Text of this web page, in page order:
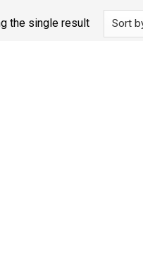
the single result